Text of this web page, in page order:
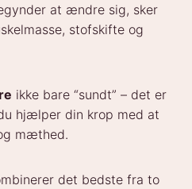
at ændre sig, sker
stofskifte og
ikke bare “sundt” – det er
hjælper din krop med at
mæthed.
det bedste fra to